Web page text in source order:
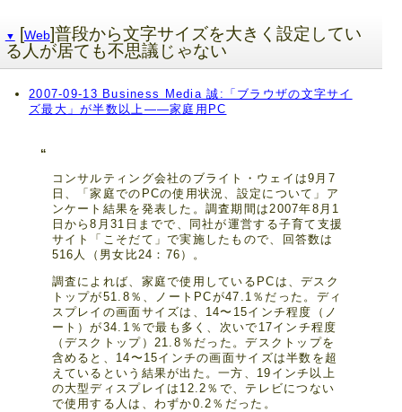
▼ [Web]普段から文字サイズを大きく設定してい
る人が居ても不思議じゃない
2007-09-13 Business Media 誠:「ブラウザの文字サイ
ズ最大」が半数以上――家庭用PC
コンサルティング会社のブライト・ウェイは9月7
日、「家庭でのPCの使用状況、設定について」ア
ンケート結果を発表した。調査期間は2007年8月1
日から8月31日までで、同社が運営する子育て支援
サイト「こそだて」で実施したもので、回答数は
516人（男女比24：76）。
調査によれば、家庭で使用しているPCは、デスク
トップが51.8％、ノートPCが47.1％だった。ディ
スプレイの画面サイズは、14〜15インチ程度（ノ
ート）が34.1％で最も多く、次いで17インチ程度
（デスクトップ）21.8％だった。デスクトップを
含めると、14〜15インチの画面サイズは半数を超
えているという結果が出た。一方、19インチ以上
の大型ディスプレイは12.2％で、テレビにつない
で使用する人は、わずか0.2％だった。